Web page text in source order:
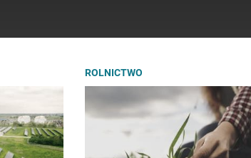
ROLNICTWO